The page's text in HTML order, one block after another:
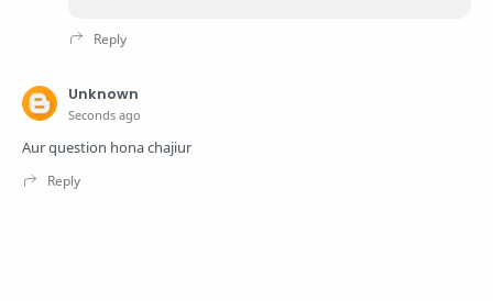
Unknown
Seconds ago
Aur question hona chajiur